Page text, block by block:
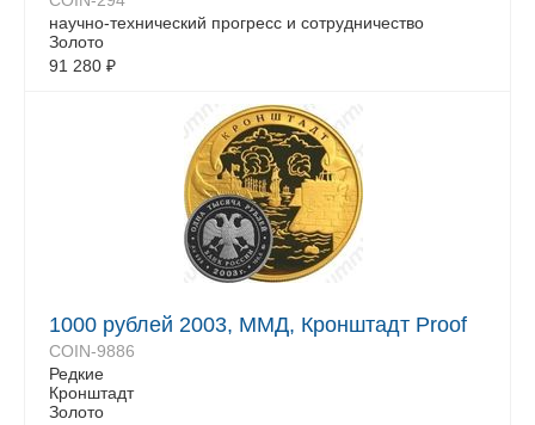
научно-технический прогресс и сотрудничество
Золото
91 280 ₽
1000 рублей 2003, ММД, Кронштадт Proof
COIN-9886
Редкие
Кронштадт
Золото